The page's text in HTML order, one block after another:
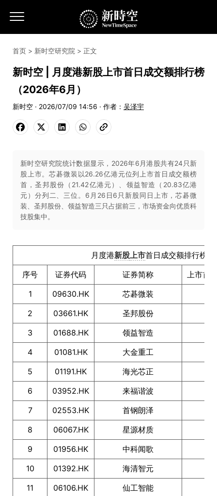
首页 > 新时空研究院 > 正文
新时空 | 月度港新股上市首日成交额排行榜
（2026年6月）
新时空 · 2026/07/09 14:56 · 作者： 吴泽宇
新时空研究院统计数据显示，2026年6月港股共有24只新
股上市。芯碁微装以26.26亿港元位列上市首日成交额榜
首，圣邦股份（21.42亿港元）、领益智造（20.83亿港
元）分列二、三位。6月26日6只新股同日上市，芯碁微
装、圣邦股份、领益智造三只占据前三，市场资金向优质科
技股集中。
月度港新股上市首日成交额排行榜
序号
证券代码 证券简称
上市首
1
09630.HK
芯碁微装
2
03661.HK
圣邦股份
3
01688.HK
领益智造
4
01081.HK
大金重工
5
01191.HK
海光芯正
6
03952.HK
来福谐波
7
02553.HK
首钢朗泽
8
06067.HK
星源材质
9
01956.HK
中科闻歌
10
01392.HK
海清智元
11
06106.HK
仙工智能